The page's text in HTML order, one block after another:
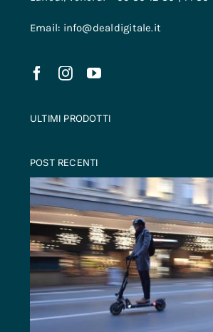
Email: info@dealdigitale.it
ULTIMI PRODOTTI
POST RECENTI